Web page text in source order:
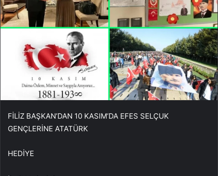
FİLİZ BAŞKAN’DAN 10 KASIM’DA EFES SELÇUK
GENÇLERİNE ATATÜRK
HEDİYE